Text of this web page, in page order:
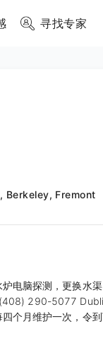
寻找专家
Berkeley, Fremont
炉电脑探测，更换
290-5077
个月维护一次，令